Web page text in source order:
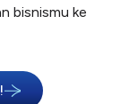
bisnismu ke